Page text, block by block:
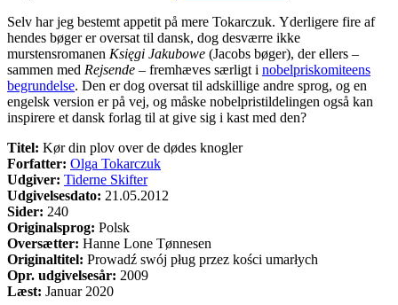
Selv har jeg bestemt appetit på mere Tokarczuk. Yderligere fire af
hendes bøger er oversat til dansk, dog desværre ikke
murstensromanen Księgi Jakubowe (Jacobs bøger), der ellers –
sammen med Rejsende – fremhæves særligt i nobelpriskomiteens
begrundelse. Den er dog oversat til adskillige andre sprog, og en
engelsk version er på vej, og måske nobelpristildelingen også kan
inspirere et dansk forlag til at give sig i kast med den?
Titel: Kør din plov over de dødes knogler
Forfatter: Olga Tokarczuk
Udgiver: Tiderne Skifter
Udgivelsesdato: 21.05.2012
Sider: 240
Originalsprog: Polsk
Oversætter: Hanne Lone Tønnesen
Originaltitel: Prowadź swój pług przez kości umarłych
Opr. udgivelsesår: 2009
Læst: Januar 2020